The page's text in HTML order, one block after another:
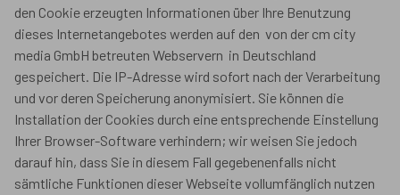
den Cookie erzeugten Informationen über Ihre Benutzung
dieses Internetangebotes werden auf den von der cm city
media GmbH betreuten Webservern in Deutschland
gespeichert. Die IP-Adresse wird sofort nach der Verarbeitung
und vor deren Speicherung anonymisiert. Sie können die
Installation der Cookies durch eine entsprechende Einstellung
Ihrer Browser-Software verhindern; wir weisen Sie jedoch
darauf hin, dass Sie in diesem Fall gegebenenfalls nicht
sämtliche Funktionen dieser Webseite vollumfänglich nutzen